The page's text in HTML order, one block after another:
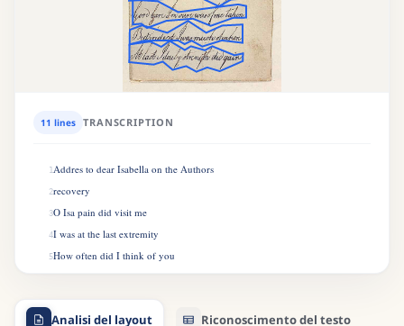
11 lines TRANSCRIPTION
1Addres to dear Isabella on the Authors
2recovery
3O Isa pain did visit me
4I was at the last extremity
5How often did I think of you
I wished your graceful form to view
8Indeed I thought Id run my race
Analisi del layout Riconoscimento del testo